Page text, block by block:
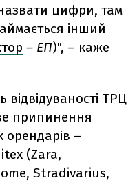
цифри, там
інший
– ЕП)", – каже
ТРЦ
припинення
орендарів –
(Zara,
Stradivarius,